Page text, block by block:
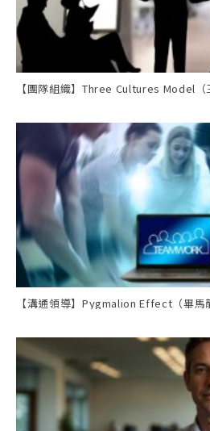
【團隊組織】Three Cultures Model（
【溝通領導】Pygmalion Effect（畢馬